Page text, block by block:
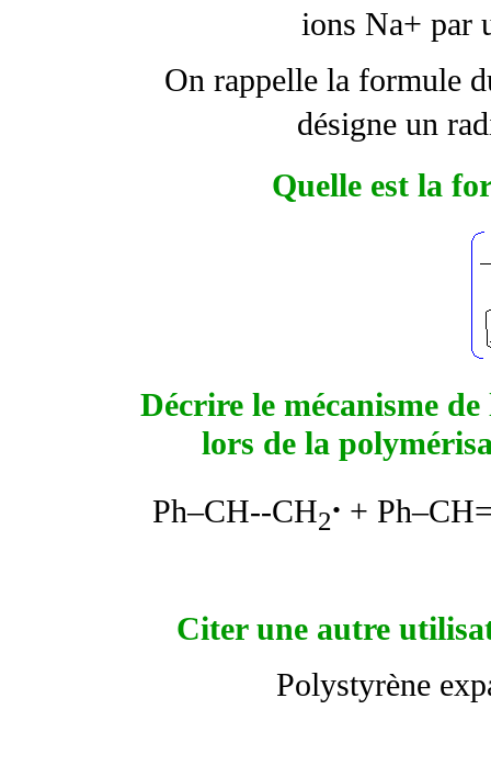
ions Na+ par
On rappelle la formule
désigne un
Quelle est la
Décrire le mécanisme
lors de la
Ph–CH--CH2
. +
Citer une autre
Polystyrène